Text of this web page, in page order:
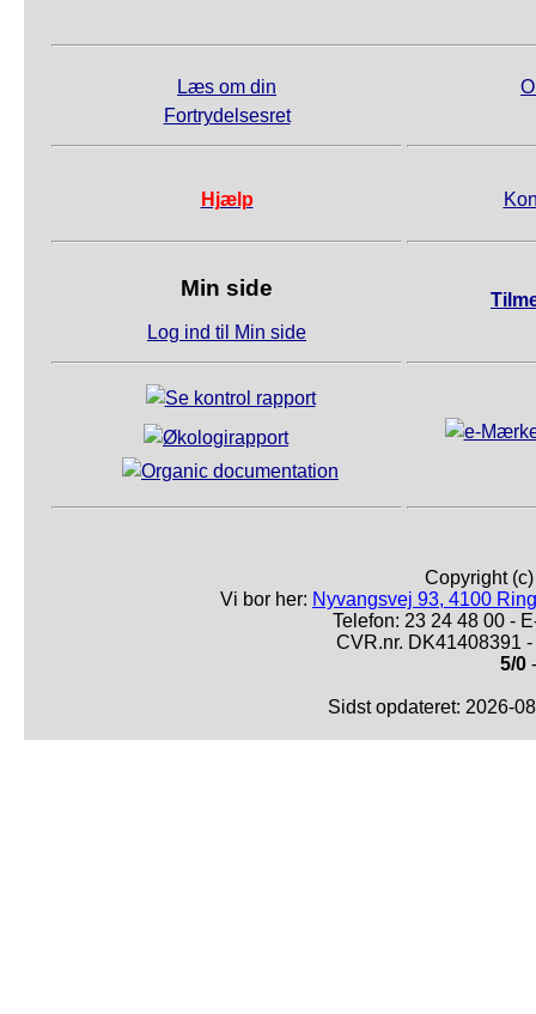
Læs om din
Fortrydelsesret
Hjælp
Min side
Log ind til Min side
Copyright
Vi bor her: Nyvangsvej 93, 4100
Telefon: 23 24 48 00 -
CVR.nr. DK41408391
5/0
Sidst opdateret: 2026-